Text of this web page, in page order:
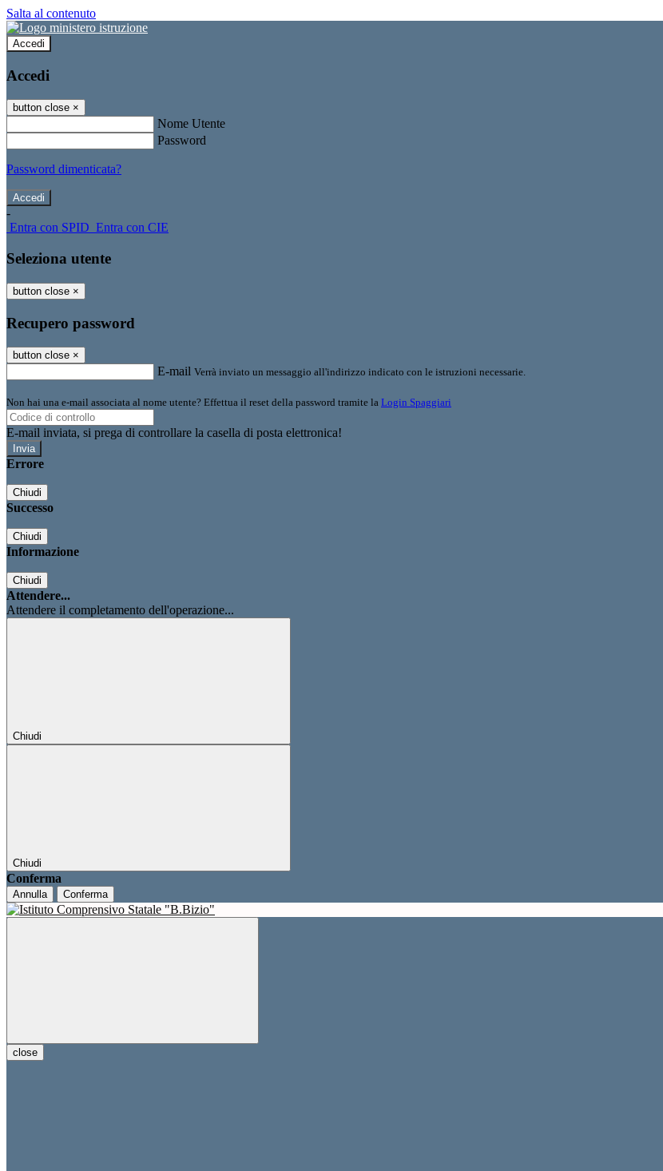
Salta al contenuto
Accedi
Accedi
button close ×
Nome Utente
Password
Password dimenticata?
-
Entra con SPID Entra con CIE
Seleziona utente
button close ×
Recupero password
button close ×
E-mail Verrà inviato un messaggio all'indirizzo indicato con le istruzioni necessarie.
Non hai una e-mail associata al nome utente? Effettua il reset della password tramite la Login Spaggiari
E-mail inviata, si prega di controllare la casella di posta elettronica!
Errore
Chiudi
Successo
Chiudi
Informazione
Chiudi
Attendere...
Attendere il completamento dell'operazione...
Chiudi
Chiudi
Conferma
Annulla Conferma
close